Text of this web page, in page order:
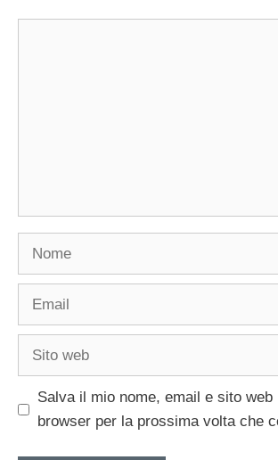
Nome
Email
Sito
Salva il mio nome, email e sito web
browser per la prossima volta che